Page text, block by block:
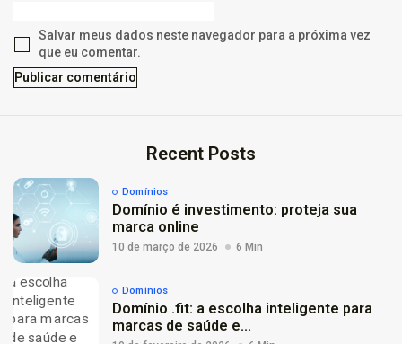
Salvar meus dados neste navegador para a próxima vez
que eu comentar.
Recent Posts
Domínios
Domínio é investimento: proteja sua
marca online
10 de março de 2026 6 Min
Domínios
Domínio .fit: a escolha inteligente para
marcas de saúde e...